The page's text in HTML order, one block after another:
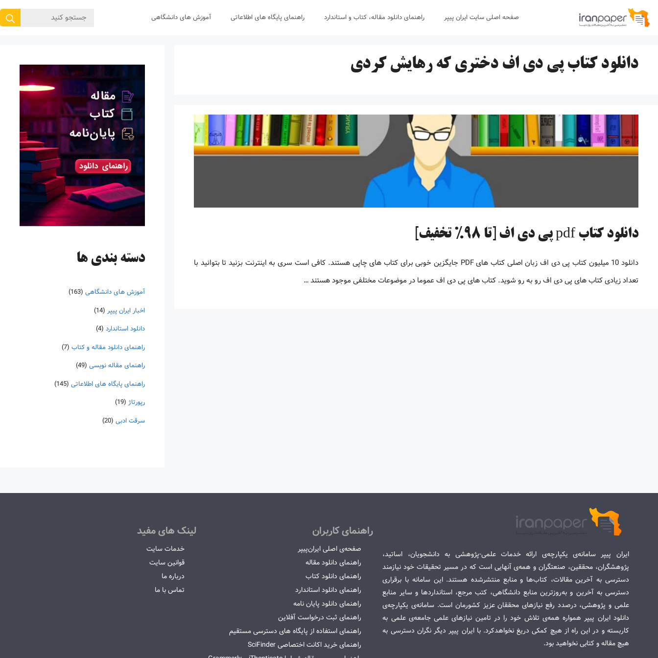
پرش
صفحه اصلی سایت ایران پیپر راهنمای دانلود مقاله، کتاب و استاندارد راهنمای پایگاه های اطلاعاتی آموزش های دانشگاهی
جستجوی
دانلود کتاب پی دی اف دختری که رهایش کردی
دانلود کتاب pdf پی دی اف [تا 98% تخفیف]
دانلود 10 میلیون کتاب پی دی اف زبان اصلی کتاب های PDF جایگزین خوبی برای کتاب های چاپی هستند. کافی است سری به اینترنت بزنید تا بتوانید با
تعداد زیادی کتاب های پی دی اف رو به رو شوید. کتاب های پی دی اف عموما در موضوعات مختلفی موجود هستند …
دسته‌ بندی ها
آموزش های دانشگاهی (163)
اخبار ایران پیپر (14)
دانلود استاندارد (4)
راهنمای دانلود مقاله و کتاب (7)
راهنمای مقاله نویسی (49)
راهنمای پایگاه های اطلاعاتی (145)
رپورتاژ (19)
سرقت ادبی (20)
ایران پیپر سامانه‌ی یکپارچه‌ی ارائه خدمات علمی-پژوهشی به دانشجویان، اساتید،
پژوهشگران، محققین، صنعتگران و همه‌ی آنهایی است که در مسیر تحقیقات خود نیازمند
دسترسی به آخرین مقالات، کتاب‌ها و منابع منتشرشده هستند. این سامانه با برقراری
دسترسی به آخرین و به‌روزترین منابع دانشگاهی، کتب مرجع، استانداردها و سایر منابع
علمی و پژوهشی، درصدد رفع نیازهای محققان عزیز کشورمان است. سامانه‌ی یکپارچه‌ی
دانلود ایران پیپر همواره همه‌ی تلاش خود را در تامین نیازهای علمی جامعه‌ی علمی به
کاربسته و در این راه از هیچ کمکی دریغ نخواهدکرد. با ایران پیپر دیگر نگران دسترسی به
هیچ مقاله و کتابی نخواهید بود.
راهنمای کاربران
صفحه‌ی اصلی ایران‌پیپر
راهنمای دانلود مقاله
راهنمای دانلود کتاب
راهنمای دانلود استاندارد
راهنمای دانلود پایان نامه
راهنمای ثبت درخواست آفلاین
راهنمای استفاده از پایگاه های دسترسی مستقیم
راهنمای خرید اکانت اختصاصی SciFinder
لینک های مفید
خدمات سایت
قوانین سایت
درباره ما
تماس با ما